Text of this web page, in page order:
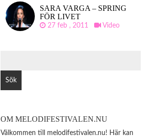
SARA VARGA – SPRING
FÖR LIVET
27 feb , 2011 Video
OM MELODIFESTIVALEN.NU
Välkommen till melodifestivalen.nu! Här kan